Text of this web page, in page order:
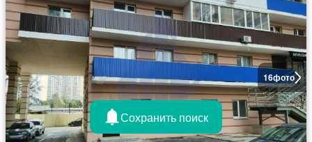
16фото
Сохранить поиск